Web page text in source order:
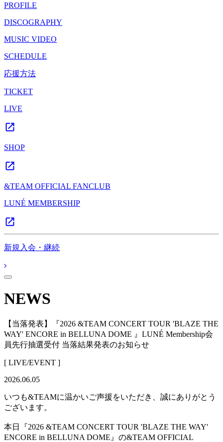
PROFILE
DISCOGRAPHY
MUSIC VIDEO
SCHEDULE
応援方法
TICKET
LIVE
SHOP
&TEAM OFFICIAL FANCLUB
LUNÉ MEMBERSHIP
新規入会・継続
NEWS
【当落発表】『2026 &TEAM CONCERT TOUR 'BLAZE THE
WAY' ENCORE in BELLUNA DOME 』LUNÉ Membership会
員先行抽選受付 当落結果発表のお知らせ
[ LIVE/EVENT ]
2026.06.05
いつも&TEAMに温かいご声援をいただき、誠にありがとう
ございます。
本日『2026 &TEAM CONCERT TOUR 'BLAZE THE WAY'
ENCORE in BELLUNA DOME』の&TEAM OFFICIAL